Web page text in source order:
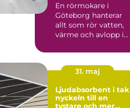
En rörmokare i
Göteborg hanterar
allt som rör vatten,
värme och avlopp i
lägenheter och...
31. maj
Ljudabsorbent i tak
nyckeln till en
tystare och mer